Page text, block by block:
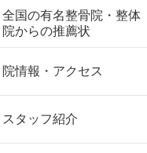
全国の有名整骨院・整体
院からの推薦状
院情報・アクセス
スタッフ紹介